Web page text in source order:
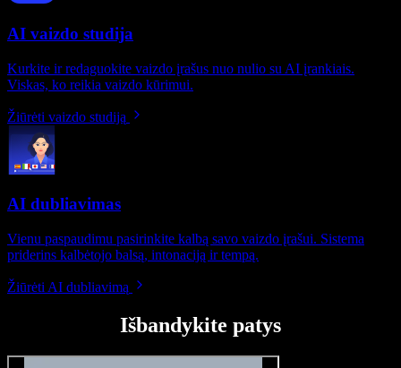
AI vaizdo studija
Kurkite ir redaguokite vaizdo įrašus nuo nulio su AI įrankiais.
Viskas, ko reikia vaizdo kūrimui.
Žiūrėti vaizdo studiją
AI dubliavimas
Vienu paspaudimu pasirinkite kalbą savo vaizdo įrašui. Sistema
priderins kalbėtojo balsą, intonaciją ir tempą.
Žiūrėti AI dubliavimą
Išbandykite patys